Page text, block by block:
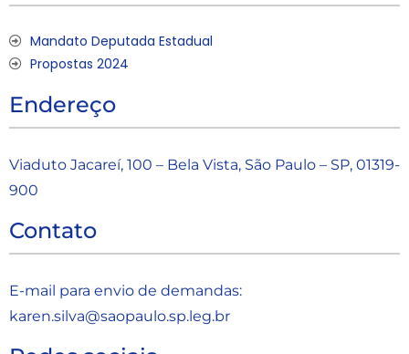
Mandato Deputada Estadual
Propostas 2024
Endereço
Viaduto Jacareí, 100 – Bela Vista, São Paulo – SP, 01319-
900
Contato
E-mail para envio de demandas:
karen.silva@saopaulo.sp.leg.br